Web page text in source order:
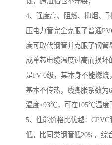
4、强度高、阻燃、抑烟、
压电力管完全克服了普通
度可取代钢管并克服了钢管
成单芯电缆温度过高而损坏
是FV-0级，其本身不能燃烧
基本不传热，线膨胀系数
温度≥93℃，可在105℃温度
5、性能价格比优越：
低，比同类钢管低20%，综